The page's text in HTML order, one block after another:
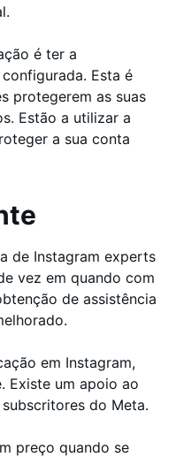
é ter a
Esta é
protegerem as suas
Estão a utilizar a
a sua conta
de Instagram experts
vez em quando com
de assistência
em Instagram,
Existe um apoio ao
do Meta.
preço quando se